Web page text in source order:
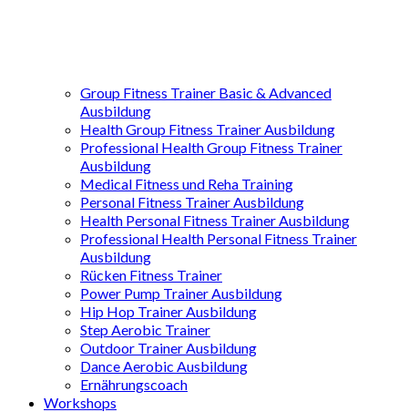
Group Fitness Trainer Basic & Advanced
Ausbildung
Health Group Fitness Trainer Ausbildung
Professional Health Group Fitness Trainer
Ausbildung
Medical Fitness und Reha Training
Personal Fitness Trainer Ausbildung
Health Personal Fitness Trainer Ausbildung
Professional Health Personal Fitness Trainer
Ausbildung
Rücken Fitness Trainer
Power Pump Trainer Ausbildung
Hip Hop Trainer Ausbildung
Step Aerobic Trainer
Outdoor Trainer Ausbildung
Dance Aerobic Ausbildung
Ernährungscoach
Workshops